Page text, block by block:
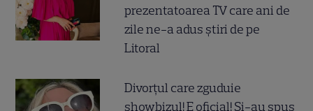
prezentatoarea TV care ani de
zile ne-a adus știri de pe
Litoral
Divorțul care zguduie
showbizul! E oficial! Și-au spus